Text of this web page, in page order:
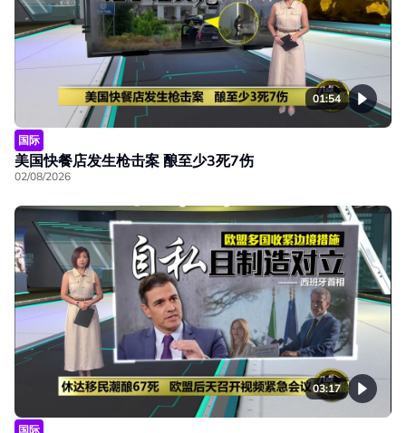
01:54
国际
美国快餐店发生枪击案 酿至少3死7伤
02/08/2026
03:17
国际